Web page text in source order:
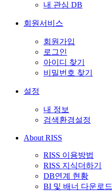
내 관심 DB
회원서비스
회원가입
로그인
아이디 찾기
비밀번호 찾기
설정
내 정보
검색환경설정
About RISS
RISS 이용방법
RISS 지식더하기
DB연계 현황
BI 및 배너 다운로드